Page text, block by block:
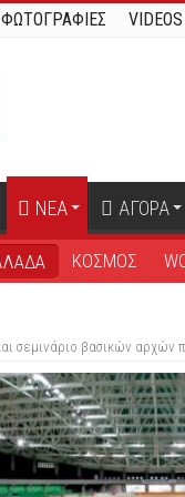
ΦΩΤΟΓΡΑΦΙΕΣ VIDEOS
ΝΕΑ ΑΓΟΡΑ
ΚΟΣΜΟΣ
σεμινάριο βασικών αρχών